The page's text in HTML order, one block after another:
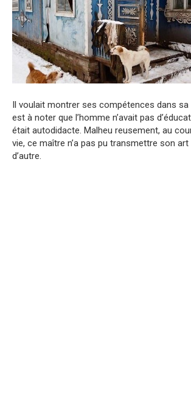
Il voulait montrer ses compétences dans sa
est à noter que l’homme n’avait pas
était autodidacte. Malheu reusement, au
vie, ce maître n’a pas pu transmettre son art
d’autre.